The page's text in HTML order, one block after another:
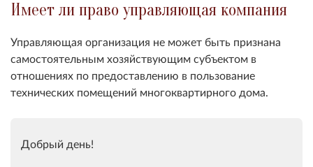
Имеет ли право управляющая компания
Управляющая организация не может быть признана
самостоятельным хозяйствующим субъектом в
отношениях по предоставлению в пользование
технических помещений многоквартирного дома.
Добрый день!